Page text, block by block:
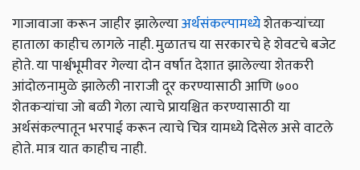
गाजावाजा करून जाहीर झालेल्याअर्थसंकल्पामध्येशेतकऱ्यांच्या
हाताला काहीच लागले नाही. मुळातच या सरकारचे हे शेवटचे बजेट
होते. या पार्श्वभूमीवर गेल्या दोन वर्षात देशात झालेल्या शेतकरी
आंदोलनामुळे झालेली नाराजी दूर करण्यासाठी आणि ७००
शेतकऱ्यांचा जो बळी गेला त्याचे प्रायश्चित करण्यासाठी या
अर्थसंकल्पातून भरपाई करून त्याचे चित्र यामध्ये दिसेल असे वाटले
होते. मात्र यात काहीच नाही.